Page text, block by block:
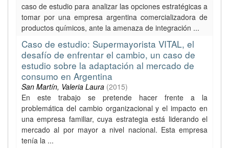
caso de estudio para analizar las opciones estratégicas a
tomar por una empresa argentina comercializadora de
productos químicos, ante la amenaza de integración ...
Caso de estudio: Supermayorista VITAL, el
desafío de enfrentar el cambio, un caso de
estudio sobre la adaptación al mercado de
consumo en Argentina
San Martín, Valeria Laura (2015)
En este trabajo se pretende hacer frente a la
problemática del cambio organizacional y el impacto en
una empresa familiar, cuya estrategia está liderando el
mercado al por mayor a nivel nacional. Esta empresa
tenía la ...